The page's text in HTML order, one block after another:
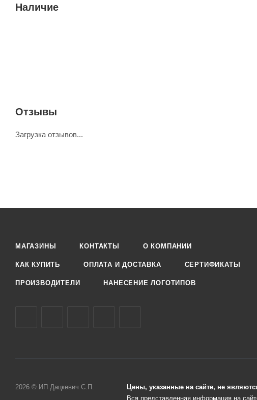
Наличие
Отзывы
Загрузка отзывов...
МАГАЗИНЫ КОНТАКТЫ О КОМПАНИИ
КАК КУПИТЬ ОПЛАТА И ДОСТАВКА СЕРТИФИКАТЫ
ПРОИЗВОДИТЕЛИ НАНЕСЕНИЕ ЛОГОТИПОВ
2026 © ИП Дацкевич С.П.
Цены, указанные на сайте, не
Вся представленная информация на